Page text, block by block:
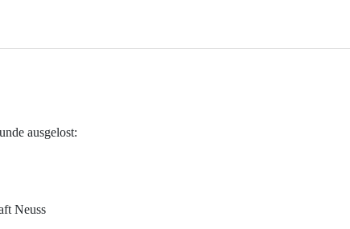
ausgelost:
Neuss